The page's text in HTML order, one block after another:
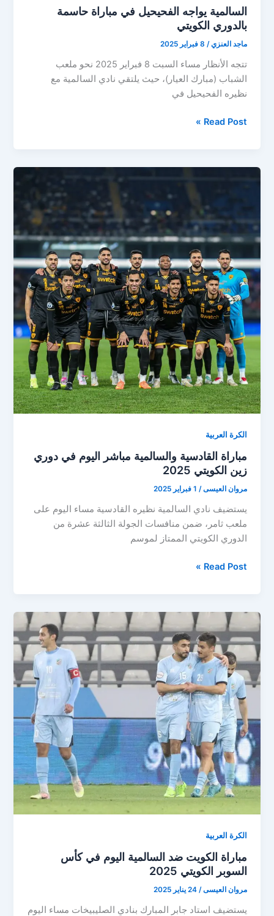
السالمية يواجه الفحيحيل في مباراة حاسمة
بالدوري الكويتي
ماجد العنزي/ 8 فبراير 2025
تتجه الأنظار مساء السبت 8 فبراير 2025 نحو ملعب
الشباب (مبارك العيار)، حيث يلتقي نادي السالمية مع
نظيره الفحيحيل في
السالمية
في
الكويتي
Read Post »
الكرة العربية
مباراة القادسية والسالمية مباشر اليوم في دوري
زين الكويتي 2025
مروان العيسى/ 1 فبراير 2025
يستضيف نادي السالمية نظيره القادسية مساء اليوم على
ملعب ثامر، ضمن منافسات الجولة الثالثة عشرة من
الدوري الكويتي الممتاز لموسم
مباراة
مباشر
اليوم
في
دوري
زين
الكويتي
2025
Read Post »
الكرة العربية
مباراة الكويت ضد السالمية اليوم في كأس
السوبر الكويتي 2025
مروان العيسى/24 يناير 2025
يستضيف استاد جابر المبارك بنادي الصليبيخات مساء اليوم